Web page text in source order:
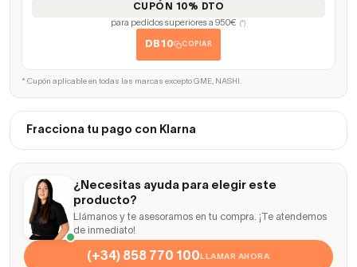
CUPÓN 10% DTO
para pedidos superiores a 950€ (*)
DB10 COPIAR
* Cupón aplicable en todas las marcas excepto GME, NASHI.
Fracciona tu pago con Klarna
¿Necesitas ayuda para elegir este
producto?
Llámanos y te asesoramos en tu compra. ¡Te atendemos
de inmediato!
(+34) 858 770 100LLAMAR AHORA